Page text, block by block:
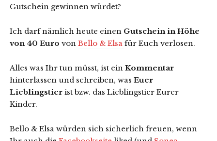
Gutschein gewinnen würdet?
Ich darf nämlich heute einen Gutschein in Höhe
von 40 Euro von Bello & Elsa für Euch verlosen.
Alles was Ihr tun müsst, ist ein Kommentar
hinterlassen und schreiben, was Euer
Lieblingstier ist bzw. das Lieblingstier Eurer
Kinder.
Bello & Elsa würden sich sicherlich freuen, wenn